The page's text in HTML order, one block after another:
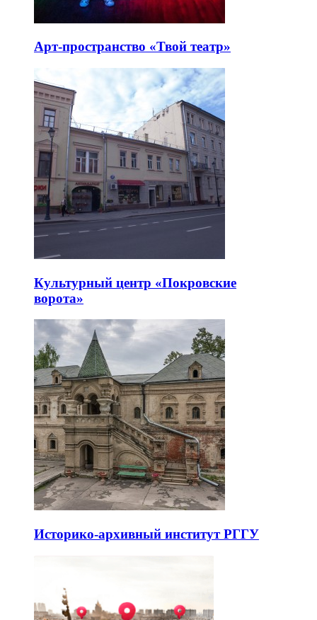
Арт-пространство «Твой театр»
Культурный центр «Покровские
ворота»
Историко-архивный институт РГГУ